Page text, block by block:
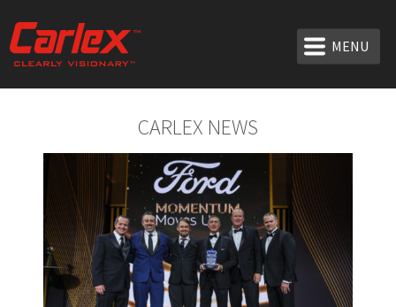
MENU
CARLEX NEWS